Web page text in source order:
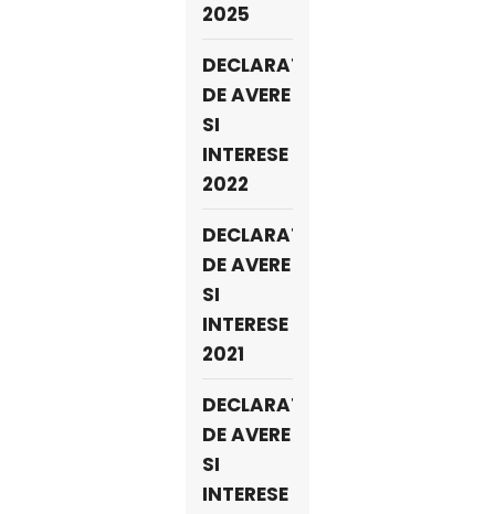
2025
DECLARATII
DE AVERE
SI
INTERESE
2022
DECLARATII
DE AVERE
SI
INTERESE
2021
DECLARATII
DE AVERE
SI
INTERESE